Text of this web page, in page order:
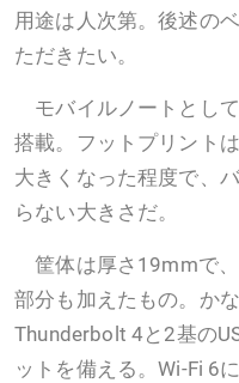
用途は人次第。後述の
ただきたい。
モバイルノートとし
搭載。フットプリント
大きくなった程度で、
らない大きさだ。
筐体は厚さ19mmで
部分も加えたもの。か
Thunderbolt 4と2基の
ットを備える。Wi-Fi 6